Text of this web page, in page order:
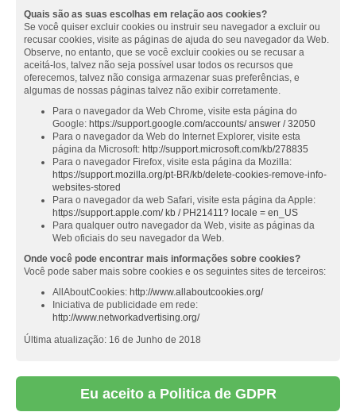
Quais são as suas escolhas em relação aos cookies?
Se você quiser excluir cookies ou instruir seu navegador a excluir ou
recusar cookies, visite as páginas de ajuda do seu navegador da Web.
Observe, no entanto, que se você excluir cookies ou se recusar a
aceitá-los, talvez não seja possível usar todos os recursos que
oferecemos, talvez não consiga armazenar suas preferências, e
algumas de nossas páginas talvez não exibir corretamente.
Para o navegador da Web Chrome, visite esta página do
Google: https://support.google.com/accounts/ answer / 32050
Para o navegador da Web do Internet Explorer, visite esta
página da Microsoft: http://support.microsoft.com/kb/278835
Para o navegador Firefox, visite esta página da Mozilla:
https://support.mozilla.org/pt-BR/kb/delete-cookies-remove-info-
websites-stored
Para o navegador da web Safari, visite esta página da Apple:
https://support.apple.com/ kb / PH21411? locale = en_US
Para qualquer outro navegador da Web, visite as páginas da
Web oficiais do seu navegador da Web.
Onde você pode encontrar mais informações sobre cookies?
Você pode saber mais sobre cookies e os seguintes sites de terceiros:
AllAboutCookies: http://www.allaboutcookies.org/
Iniciativa de publicidade em rede:
http://www.networkadvertising.org/
Última atualização: 16 de Junho de 2018